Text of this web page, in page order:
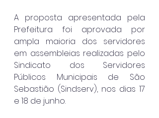
A proposta apresentada pela
Prefeitura foi aprovada por
ampla maioria dos servidores
em assembleias realizadas pelo
Sindicato dos Servidores
Públicos Municipais de São
Sebastião (Sindserv), nos dias 17
e 18 de junho.